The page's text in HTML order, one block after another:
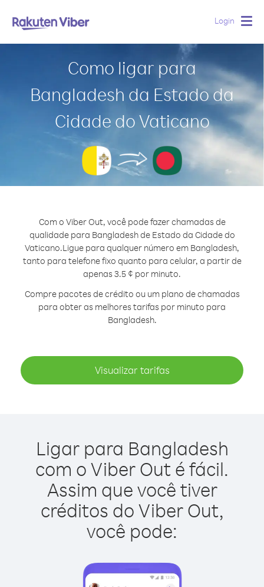
Login
Como ligar para
Bangladesh da Estado da
Cidade do Vaticano
Com o Viber Out, você pode fazer chamadas de
qualidade para Bangladesh de Estado da Cidade do
Vaticano.Ligue para qualquer número em Bangladesh,
tanto para telefone fixo quanto para celular, a partir de
apenas 3.5 ¢ por minuto.
Compre pacotes de crédito ou um plano de chamadas
para obter as melhores tarifas por minuto para
Bangladesh.
Visualizar tarifas
Ligar para Bangladesh
com o Viber Out é fácil.
Assim que você tiver
créditos do Viber Out,
você pode: